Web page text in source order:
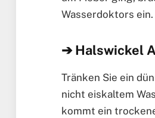
Wasserdoktors ein.
➔ Halswickel
Tränken Sie ein
nicht eiskaltem
kommt ein